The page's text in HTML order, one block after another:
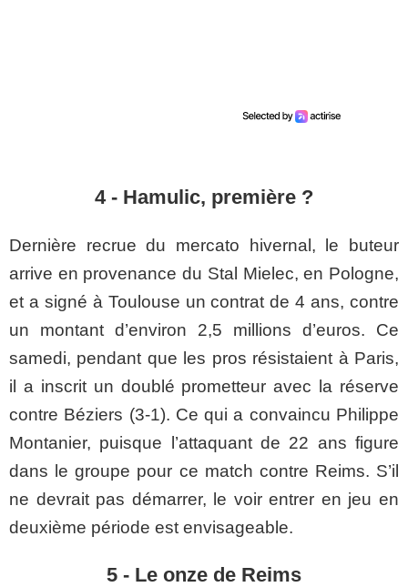
4 - Hamulic, première ?
Dernière recrue du mercato hivernal, le buteur
arrive en provenance du Stal Mielec, en Pologne,
et a signé à Toulouse un contrat de 4 ans, contre
un montant d’environ 2,5 millions d’euros. Ce
samedi, pendant que les pros résistaient à Paris,
il a inscrit un doublé prometteur avec la réserve
contre Béziers (3-1). Ce qui a convaincu Philippe
Montanier, puisque l’attaquant de 22 ans figure
dans le groupe pour ce match contre Reims. S’il
ne devraitpas démarrer, le voir entrer en jeu en
deuxième période est envisageable.
5 - Le onze de Reims